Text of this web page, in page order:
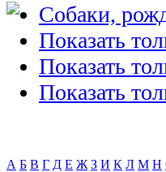
Cобаки,
Показать
Показать
Показать
А Б В Г Д Е Ж З И К Л М Н